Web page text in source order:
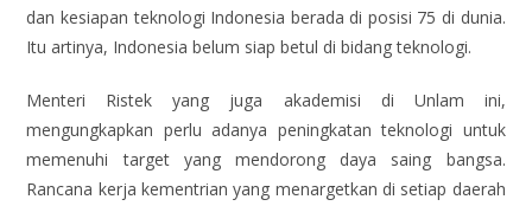
dan kesiapan teknologi Indonesia berada di posisi 75 di dunia.
Itu artinya, Indonesia belum siap betul di bidang teknologi.
Menteri Ristek yang juga akademisi di Unlam ini,
mengungkapkan perlu adanya peningkatan teknologi untuk
memenuhi target yang mendorong daya saing bangsa.
Rancana kerja kementrian yang menargetkan di setiap daerah